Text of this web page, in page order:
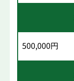
500,000円